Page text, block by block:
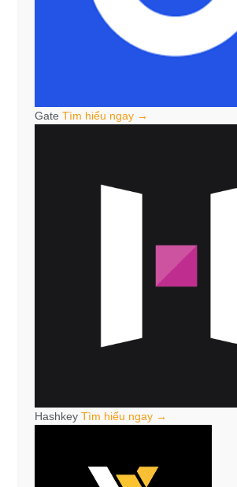
Gate Tìm hiểu ngay →
Hashkey Tìm hiểu ngay →